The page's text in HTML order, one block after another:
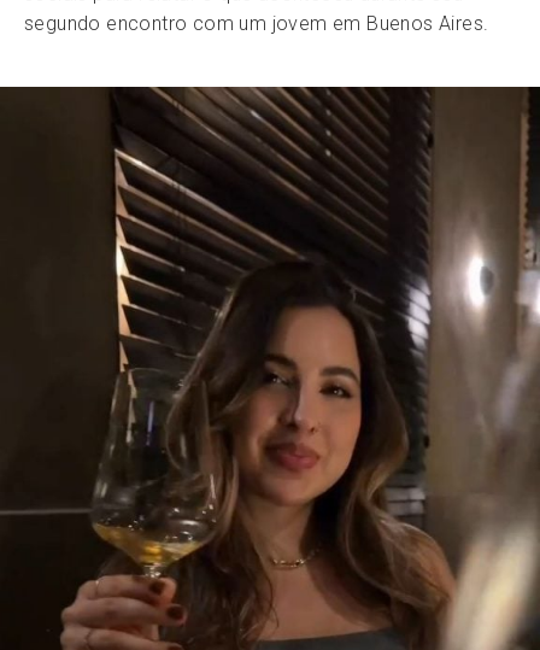
segundo encontro com um jovem em Buenos Aires.